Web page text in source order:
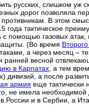
русских, слишком уж
дорог позволяла
В этом
года тактическое
помощью газовых
(Во время
а через месяц –
ранней весной
в Карпатах , а тем
дивизий, а после
армия еще тактически
не имела
и в Сербии, а